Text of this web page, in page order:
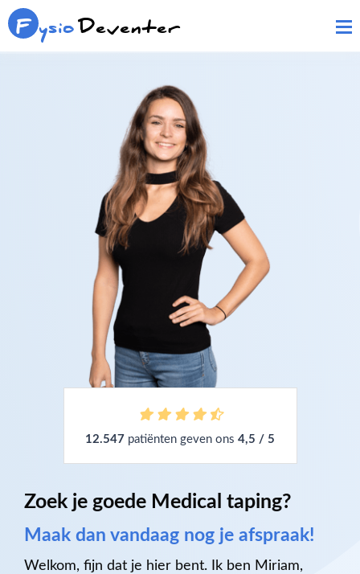
F ysioDeventer
12.547 patiënten geven ons 4,5 / 5
Zoek je goede Medical taping?
Maak dan vandaag nog je afspraak!
Welkom, fijn dat je hier bent. Ik ben Miriam,